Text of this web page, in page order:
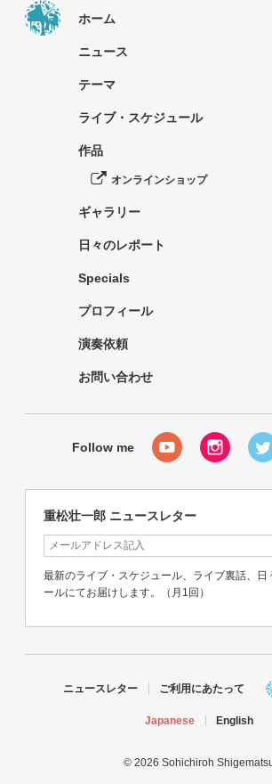
ホーム
ニュース
テーマ
ライブ・スケジュール
作品
オンラインショップ
ギャラリー
日々のレポート
Specials
プロフィール
演奏依頼
お問い合わせ
重松壮一郎 ニュースレター
最新のライブ・スケジュール、ライブ裏話、日
ールにてお届けします。（月1回）
ニュースレター ご利用にあたって
Japanese English
© 2026 Sohichiroh